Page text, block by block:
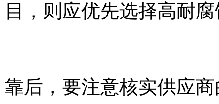
目，则应优先选择高耐
靠后，要注意核实供应